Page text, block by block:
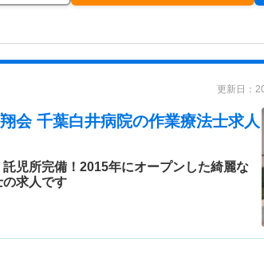
更新日：
会 千葉白井病院の作業療法士求人
託児所完備！2015年にオープンした綺麗な
求人です